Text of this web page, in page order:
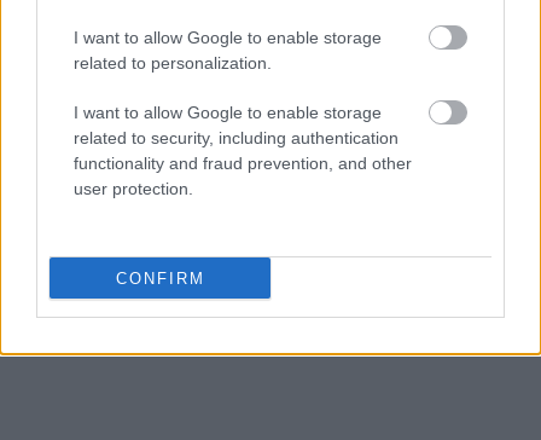
I want to allow Google to enable storage
related to personalization.
I want to allow Google to enable storage
related to security, including authentication
functionality and fraud prevention, and other
user protection.
CONFIRM